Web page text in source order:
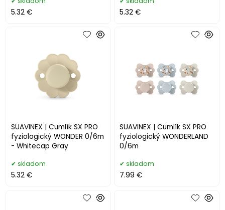
5.32 € 5.32 €
SUAVINEX | Cumlík SX PRO
fyziologický WONDER 0/6m
- Whitecap Gray
skladom
5.32 €
SUAVINEX | Cumlík SX PRO
fyziologický WONDERLAND
0/6m
skladom
7.99 €